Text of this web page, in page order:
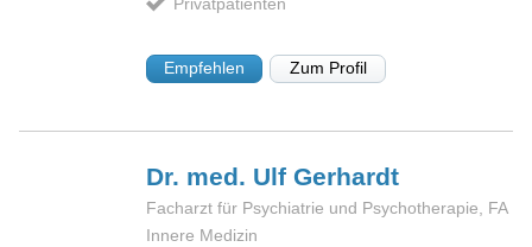
Empfehlen Zum Profil
Dr. med. UlfGerhardt
Facharzt für Psychiatrie und Psychotherapie, FA
Innere Medizin